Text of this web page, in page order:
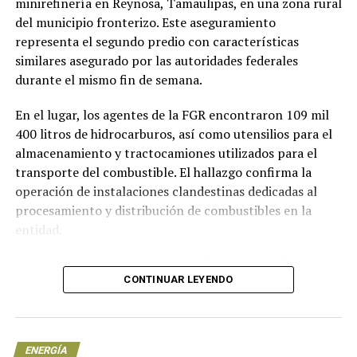
que nos ayuden a ahorrar y optimizar el consumo de
energía para que nuestra inversión bimestral se
beneficie”, finalizó.
NOTICIAS RELACIONADAS
UP NEXT
La Sener deja de lado a renovables en Prodesen
DON'T MISS
Plan de Negocios 2021, Analiza CFE instalación de
electrolineras
del municipio fronterizo. Este aseguramiento
representa el segundo predio con características
similares asegurado por las autoridades federales
durante el mismo fin de semana.
En el lugar, los agentes de la FGR encontraron 109 mil
400 litros de hidrocarburos, así como utensilios para el
almacenamiento y tractocamiones utilizados para el
transporte del combustible. El hallazgo confirma la
operación de instalaciones clandestinas dedicadas al
procesamiento y distribución de combustibles en la
entidad.
De acuerdo con información publicada por el diario
Reforma, en el predio asegurado se localizaron tres
recipientes son similares a los utilizados en
instalaciones de refinación autorizadas, aunque las
CONTINUAR LEYENDO
ENERGÍA